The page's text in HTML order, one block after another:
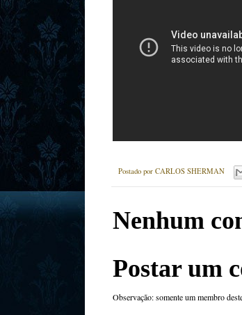
Postado por CARLOS SHERMAN
Nenhum
Postar um
Observação: somente um membro